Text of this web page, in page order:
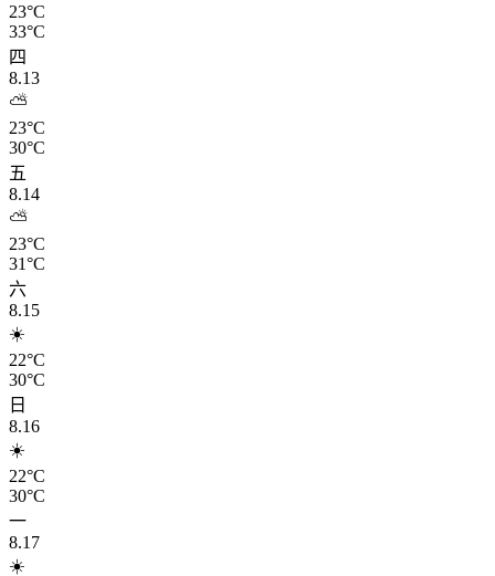
23°C
33°C
四
8.13
⛅
23°C
30°C
五
8.14
⛅
23°C
31°C
六
8.15
☀️
22°C
30°C
日
8.16
☀️
22°C
30°C
一
8.17
☀️